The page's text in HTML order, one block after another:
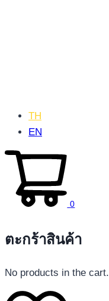
TH
EN
0
ตะกร้าสินค้า
No products in the cart.